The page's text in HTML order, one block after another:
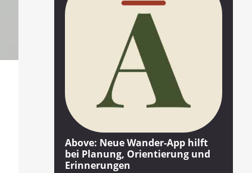
Above: Neue Wander-App hilft
bei Planung, Orientierung und
Erinnerungen